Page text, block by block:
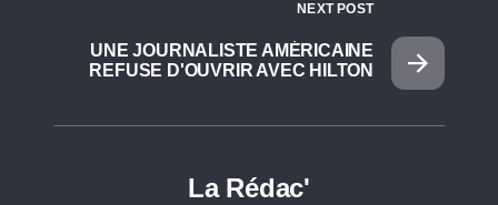
NEXT POST
UNE JOURNALISTE AMÉRICAINE
REFUSE D'OUVRIR AVEC HILTON
La Rédac'